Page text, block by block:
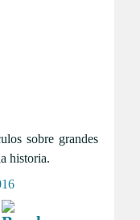
sobre grandes
historia.